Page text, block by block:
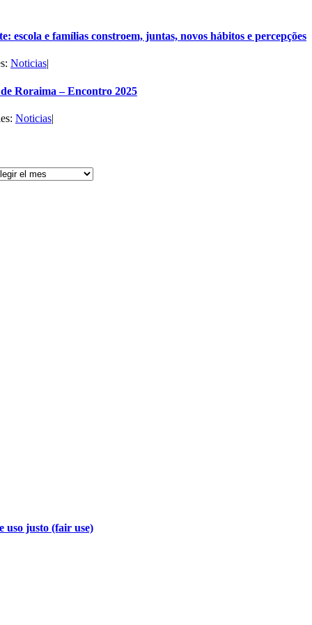
escola e famílias constroem, juntas, novos hábitos e percepções
Noticias
Roraima – Encontro 2025
Noticias|
uso justo (fair use)